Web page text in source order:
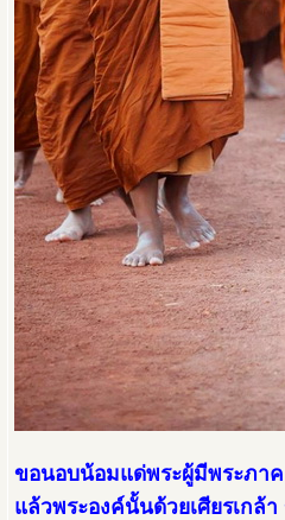
ขอนอบน้อมแด่พระผู้มีพระภา
แล้วพระองค์นั้นด้วยเศียรเก